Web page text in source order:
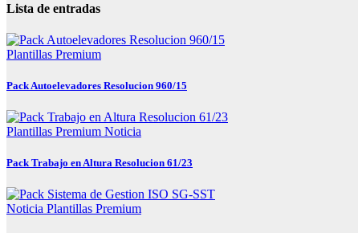
Lista de entradas
Plantillas Premium
Pack Autoelevadores Resolucion 960/15
Plantillas Premium Noticia
Pack Trabajo en Altura Resolucion 61/23
Noticia Plantillas Premium